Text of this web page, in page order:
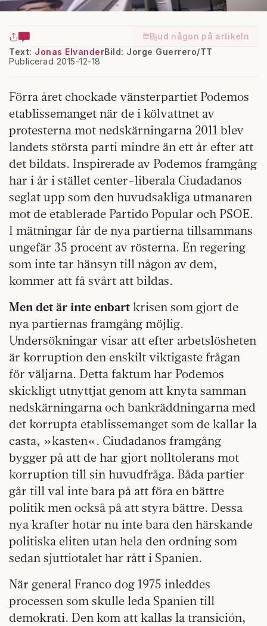
Bjud någon på artikeln
Text: Jonas Elvander
Publicerad 2015-12-18
Bild: Jorge Guerrero/TT
Förra året chockade vänsterpartiet Podemos
etablissemanget när de i kölvattnet av
protesterna mot nedskärningarna 2011 blev
landets största parti mindre än ett år efter att
det bildats. Inspirerade av Podemos framgång
har i år i stället center-liberala Ciudadanos
seglat upp som den huvudsakliga utmanaren
mot de etablerade Partido Popular och PSOE.
I mätningar får de nya partierna tillsammans
ungefär 35 procent av rösterna. En regering
som inte tar hänsyn till någon av dem,
kommer att få svårt att bildas.
Men det är inte enbart krisen som gjort de
nya partiernas framgång möjlig.
Undersökningar visar att efter arbetslösheten
är korruption den enskilt viktigaste frågan
för väljarna. Detta faktum har Podemos
skickligt utnyttjat genom att knyta samman
nedskärningarna och bankräddningarna med
det korrupta etablissemanget som de kallar la
casta, »kasten«. Ciudadanos framgång
bygger på att de har gjort nolltolerans mot
korruption till sin huvudfråga. Båda partier
går till val inte bara på att föra en bättre
politik men också på att styra bättre. Dessa
nya krafter hotar nu inte bara den härskande
politiska eliten utan hela den ordning som
sedan sjuttiotalet har rått i Spanien.
När general Franco dog 1975 inleddes
processen som skulle leda Spanien till
demokrati. Den kom att kallas la transición,